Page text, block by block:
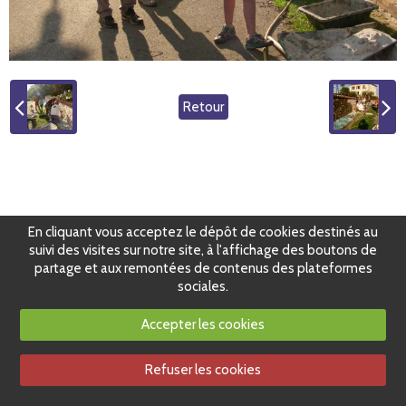
Retour
En cliquant vous acceptez le dépôt de cookies destinés au
suivi des visites sur notre site, à l'affichage des boutons de
partage et aux remontées de contenus des plateformes
sociales.
Accepter les cookies
Refuser les cookies